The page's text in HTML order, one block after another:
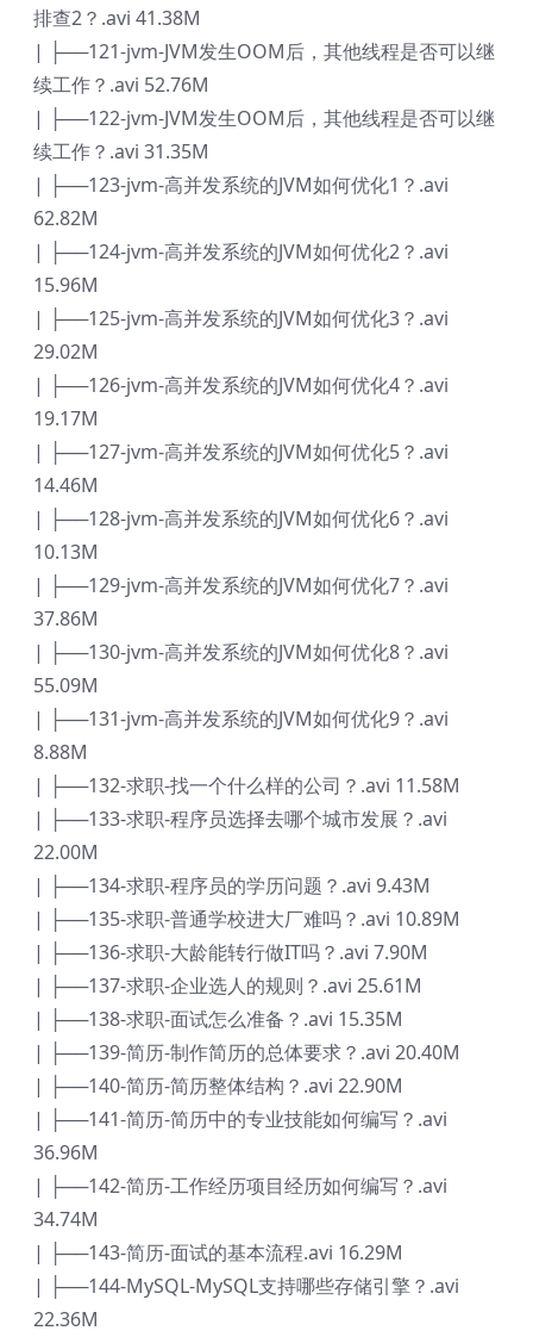
排查2？.avi 41.38M
| ├──121-jvm-JVM发生OOM后，其他线程是否可以继
续工作？.avi 52.76M
| ├──122-jvm-JVM发生OOM后，其他线程是否可以继
续工作？.avi 31.35M
| ├──123-jvm-高并发系统的JVM如何优化1？.avi
62.82M
| ├──124-jvm-高并发系统的JVM如何优化2？.avi
15.96M
| ├──125-jvm-高并发系统的JVM如何优化3？.avi
29.02M
| ├──126-jvm-高并发系统的JVM如何优化4？.avi
19.17M
| ├──127-jvm-高并发系统的JVM如何优化5？.avi
14.46M
| ├──128-jvm-高并发系统的JVM如何优化6？.avi
10.13M
| ├──129-jvm-高并发系统的JVM如何优化7？.avi
37.86M
| ├──130-jvm-高并发系统的JVM如何优化8？.avi
55.09M
| ├──131-jvm-高并发系统的JVM如何优化9？.avi
8.88M
| ├──132-求职-找一个什么样的公司？.avi 11.58M
| ├──133-求职-程序员选择去哪个城市发展？.avi
22.00M
| ├──134-求职-程序员的学历问题？.avi 9.43M
| ├──135-求职-普通学校进大厂难吗？.avi 10.89M
| ├──136-求职-大龄能转行做IT吗？.avi 7.90M
| ├──137-求职-企业选人的规则？.avi 25.61M
| ├──138-求职-面试怎么准备？.avi 15.35M
| ├──139-简历-制作简历的总体要求？.avi 20.40M
| ├──140-简历-简历整体结构？.avi 22.90M
| ├──141-简历-简历中的专业技能如何编写？.avi
36.96M
| ├──142-简历-工作经历项目经历如何编写？.avi
34.74M
| ├──143-简历-面试的基本流程.avi 16.29M
| ├──144-MySQL-MySQL支持哪些存储引擎？.avi
22.36M